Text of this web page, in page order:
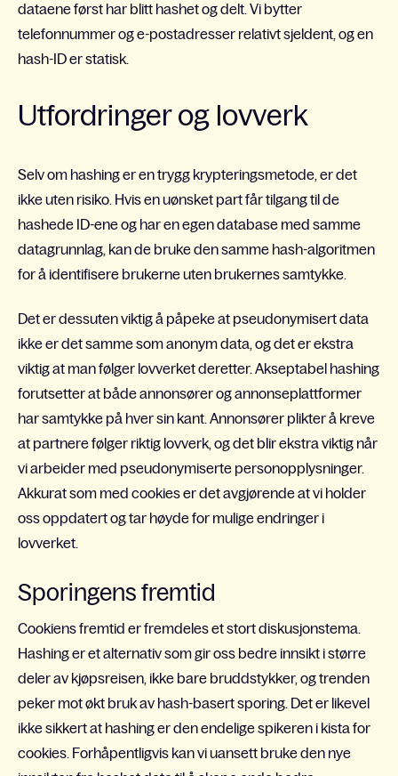
dataene først har blitt hashet og delt. Vi bytter
telefonnummer og e-postadresser relativt sjeldent, og en
hash-ID er statisk.
Utfordringer og lovverk
Selv om hashing er en trygg krypteringsmetode, er det
ikke uten risiko. Hvis en uønsket part får tilgang til de
hashede ID-ene og har en egen database med samme
datagrunnlag, kan de bruke den samme hash-algoritmen
for å identifisere brukerne uten brukernes samtykke.
Det er dessuten viktig å påpeke at pseudonymisert data
ikke er det samme som anonym data, og det er ekstra
viktig at man følger lovverket deretter. Akseptabel hashing
forutsetter at både annonsører og annonseplattformer
har samtykke på hver sin kant. Annonsører plikter å kreve
at partnere følger riktig lovverk, og det blir ekstra viktig når
vi arbeider med pseudonymiserte personopplysninger.
Akkurat som med cookies er det avgjørende at vi holder
oss oppdatert og tar høyde for mulige endringer i
lovverket.
Sporingens fremtid
Cookiens fremtid er fremdeles et stort diskusjonstema.
Hashing er et alternativ som gir oss bedre innsikt i større
deler av kjøpsreisen, ikke bare bruddstykker, og trenden
peker mot økt bruk av hash-basert sporing. Det er likevel
ikke sikkert at hashing er den endelige spikeren i kista for
cookies. Forhåpentligvis kan vi uansett bruke den nye